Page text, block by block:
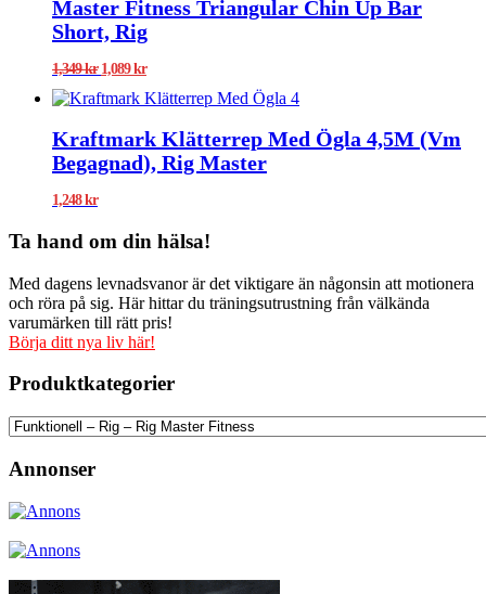
Master Fitness Triangular Chin Up Bar
Short, Rig
1,349kr Det
priset
1,349 kr.
1,089krDet
priset
1,089 kr.
Kraftmark Klätterrep Med Ögla 4,5M (Vm
Begagnad), Rig Master
1,248kr
Ta hand om din hälsa!
Med dagens levnadsvanor är det viktigare än någonsin att motionera
och röra på sig. Här hittar du träningsutrustning från välkända
varumärken till rätt pris!
Börja ditt nya liv här!
Produktkategorier
Annonser